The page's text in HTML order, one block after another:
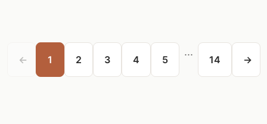
← 1 2 3 4 5
...
14 →